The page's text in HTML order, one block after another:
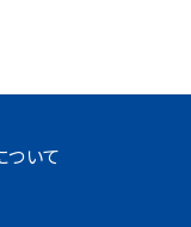
ついて